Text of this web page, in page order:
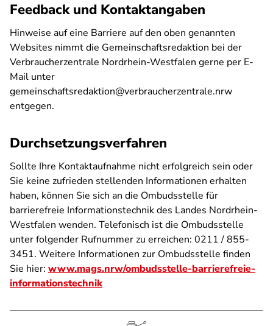
Feedback und Kontaktangaben
Hinweise auf eine Barriere auf den oben genannten
Websites nimmt die Gemeinschaftsredaktion bei der
Verbraucherzentrale Nordrhein-Westfalen gerne per E-
Mail unter
gemeinschaftsredaktion@verbraucherzentrale.nrw
entgegen.
Durchsetzungsverfahren
Sollte Ihre Kontaktaufnahme nicht erfolgreich sein oder
Sie keine zufrieden stellenden Informationen erhalten
haben, können Sie sich an die Ombudsstelle für
barrierefreie Informationstechnik des Landes Nordrhein-
Westfalen wenden. Telefonisch ist die Ombudsstelle
unter folgender Rufnummer zu erreichen: 0211 / 855-
3451. Weitere Informationen zur Ombudsstelle finden
Sie hier: www.mags.nrw/ombudsstelle-barrierefreie-
informationstechnik